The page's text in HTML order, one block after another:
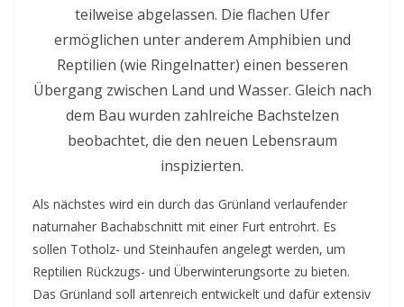
teilweise abgelassen. Die flachen Ufer
ermöglichen unter anderem Amphibien und
Reptilien (wie Ringelnatter) einen besseren
Übergang zwischen Land und Wasser. Gleich nach
dem Bau wurden zahlreiche Bachstelzen
beobachtet, die den neuen Lebensraum
inspizierten.
Als nächstes wird ein durch das Grünland verlaufender
naturnaher Bachabschnitt mit einer Furt entrohrt. Es
sollen Totholz- und Steinhaufen angelegt werden, um
Reptilien Rückzugs- und Überwinterungsorte zu bieten.
Das Grünland soll artenreich entwickelt und dafür extensiv